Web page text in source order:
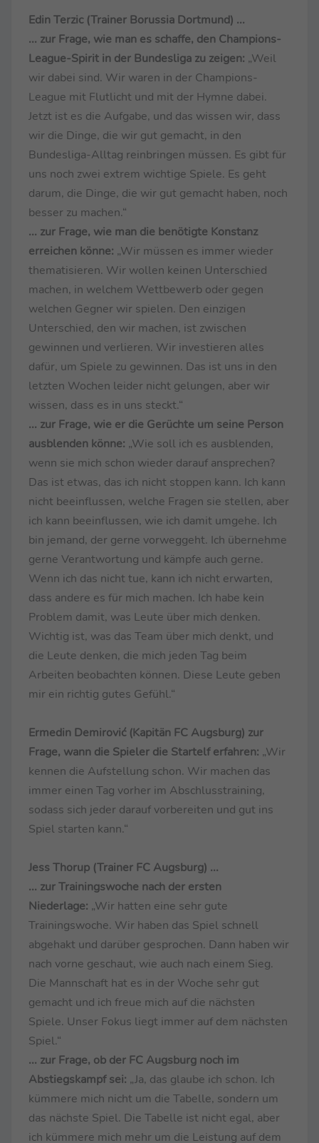
Edin Terzic (Trainer Borussia Dortmund) ...
... zur Frage, wie man es schaffe, den Champions-
League-Spirit in der Bundesliga zu zeigen: „Weil
wir dabei sind. Wir waren in der Champions-
League mit Flutlicht und mit der Hymne dabei.
Jetzt ist es die Aufgabe, und das wissen wir, dass
wir die Dinge, die wir gut gemacht, in den
Bundesliga-Alltag reinbringen müssen. Es gibt für
uns noch zwei extrem wichtige Spiele. Es geht
darum, die Dinge, die wir gut gemacht haben, noch
besser zu machen.“
... zur Frage, wie man die benötigte Konstanz
erreichen könne: „Wir müssen es immer wieder
thematisieren. Wir wollen keinen Unterschied
machen, in welchem Wettbewerb oder gegen
welchen Gegner wir spielen. Den einzigen
Unterschied, den wir machen, ist zwischen
gewinnen und verlieren. Wir investieren alles
dafür, um Spiele zu gewinnen. Das ist uns in den
letzten Wochen leider nicht gelungen, aber wir
wissen, dass es in uns steckt.“
... zur Frage, wie er die Gerüchte um seine Person
ausblenden könne: „Wie soll ich es ausblenden,
wenn sie mich schon wieder darauf ansprechen?
Das ist etwas, das ich nicht stoppen kann. Ich kann
nicht beeinflussen, welche Fragen sie stellen, aber
ich kann beeinflussen, wie ich damit umgehe. Ich
bin jemand, der gerne vorweggeht. Ich übernehme
gerne Verantwortung und kämpfe auch gerne.
Wenn ich das nicht tue, kann ich nicht erwarten,
dass andere es für mich machen. Ich habe kein
Problem damit, was Leute über mich denken.
Wichtig ist, was das Team über mich denkt, und
die Leute denken, die mich jeden Tag beim
Arbeiten beobachten können. Diese Leute geben
mir ein richtig gutes Gefühl.“
Ermedin Demirović (Kapitän FC Augsburg) zur
Frage, wann die Spieler die Startelf erfahren: „Wir
kennen die Aufstellung schon. Wir machen das
immer einen Tag vorher im Abschlusstraining,
sodass sich jeder darauf vorbereiten und gut ins
Spiel starten kann.“
Jess Thorup (Trainer FC Augsburg) ...
... zur Trainingswoche nach der ersten
Niederlage: „Wir hatten eine sehr gute
Trainingswoche. Wir haben das Spiel schnell
abgehakt und darüber gesprochen. Dann haben wir
nach vorne geschaut, wie auch nach einem Sieg.
Die Mannschaft hat es in der Woche sehr gut
gemacht und ich freue mich auf die nächsten
Spiele. Unser Fokus liegt immer auf dem nächsten
Spiel.“
... zur Frage, ob der FC Augsburg noch im
Abstiegskampf sei: „Ja, das glaube ich schon. Ich
kümmere mich nicht um die Tabelle, sondern um
das nächste Spiel. Die Tabelle ist nicht egal, aber
ich kümmere mich mehr um die Leistung auf dem